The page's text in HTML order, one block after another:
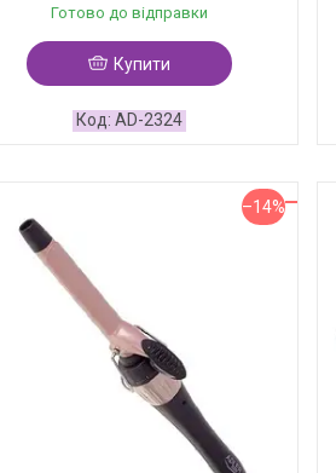
Готово до відправки
Купити
AD-2324
–14%